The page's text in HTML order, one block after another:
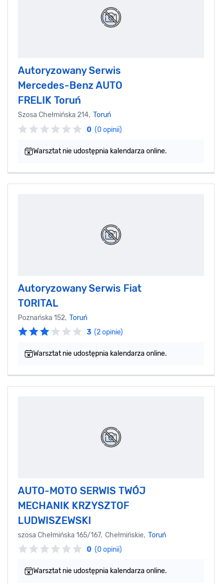
Autoryzowany Serwis
Mercedes-Benz AUTO
FRELIK Toruń
Szosa Chełmińska 214, Toruń
0 (0 opinii)
Warsztat nie udostępnia kalendarza online.
Autoryzowany Serwis Fiat
TORITAL
Poznańska 152, Toruń
3 (2 opinie)
Warsztat nie udostępnia kalendarza online.
AUTO-MOTO SERWIS TWÓJ
MECHANIK KRZYSZTOF
LUDWISZEWSKI
szosa Chełmińska 165/167, Chełmińskie, Toruń
0 (0 opinii)
Warsztat nie udostępnia kalendarza online.